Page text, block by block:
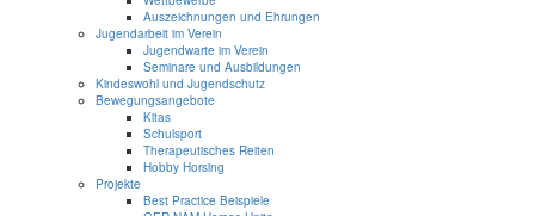
Auszeichnungen und Ehrungen
Jugendarbeit im Verein
Jugendwarte im Verein
Seminare und Ausbildungen
Kindeswohl und Jugendschutz
Bewegungsangebote
Kitas
Schulsport
Therapeutisches Reiten
Hobby Horsing
Projekte
Best Practice Beispiele